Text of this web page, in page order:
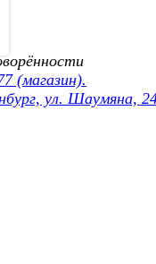
(магазин).
ул. Шаумяна,